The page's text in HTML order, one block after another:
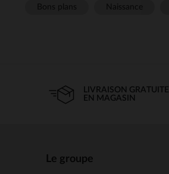
LIVRAISON GRATUITE
EN MAGASIN
Le groupe